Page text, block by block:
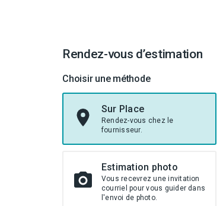
Rendez-vous d’estimation
Choisir une méthode
Sur Place
Rendez-vous chez le
fournisseur.
Estimation photo
Vous recevrez une invitation
courriel pour vous guider dans
l'envoi de photo.